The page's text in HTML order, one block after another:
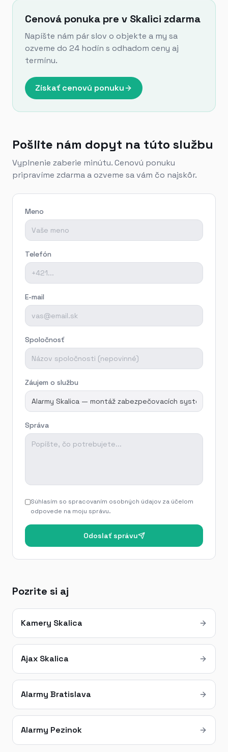
Cenová ponuka pre v Skalici zdarma
Napíšte nám pár slov o objekte a my sa
ozveme do 24 hodín s odhadom ceny aj
termínu.
Získať cenovú ponuku
Pošlite nám dopyt na túto službu
Vyplnenie zaberie minútu. Cenovú ponuku
pripravíme zdarma a ozveme sa vám čo najskôr.
Meno
Telefón
E-mail
Spoločnosť
Záujem o službu
Správa
Súhlasím so spracovaním osobných údajov za účelom
odpovede na moju správu.
Odoslať správu
Pozrite si aj
Kamery Skalica
Ajax Skalica
Alarmy Bratislava
Alarmy Pezinok